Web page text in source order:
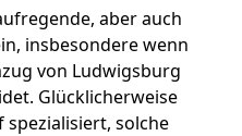
aber auch
insbesondere wenn
von Ludwigsburg
Glücklicherweise
solche